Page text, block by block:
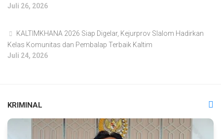
Juli 26, 2026
KALTIMKHANA 2026 Siap Digelar, Kejurprov Slalom Hadirkan
Kelas Komunitas dan Pembalap Terbaik Kaltim
Juli 24, 2026
KRIMINAL